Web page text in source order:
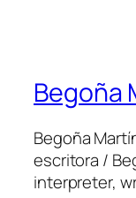
Begoña
Begoña
escritora /
interpreter,